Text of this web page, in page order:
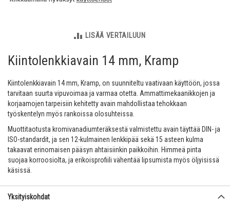
LISÄÄ VERTAILUUN
Kiintolenkkiavain 14 mm, Kramp
Kiintolenkkiavain 14 mm, Kramp, on suunniteltu vaativaan käyttöön, jossa
tarvitaan suurta vipuvoimaa ja varmaa otetta. Ammattimekaanikkojen ja
korjaamojen tarpeisiin kehitetty avain mahdollistaa tehokkaan
työskentelyn myös rankoissa olosuhteissa.
Muottitaotusta kromivanadiumteräksestä valmistettu avain täyttää DIN- ja
ISO-standardit, ja sen 12-kulmainen lenkkipää sekä 15 asteen kulma
takaavat erinomaisen pääsyn ahtaisiinkin paikkoihin. Himmeä pinta
suojaa korroosiolta, ja erikoisprofiili vähentää lipsumista myös öljyisissä
käsissä.
Yksityiskohdat